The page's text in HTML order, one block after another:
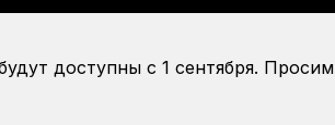
доступны с 1 сентября. Просим